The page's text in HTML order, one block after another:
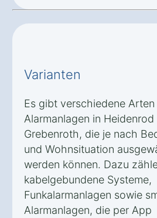
Varianten
Es gibt verschiedene Arten
Alarmanlagen in Heidenrod
Grebenroth, die je nach
und Wohnsituation
werden können. Dazu
kabelgebundene Systeme,
Funkalarmanlagen sowie
Alarmanlagen, die per App